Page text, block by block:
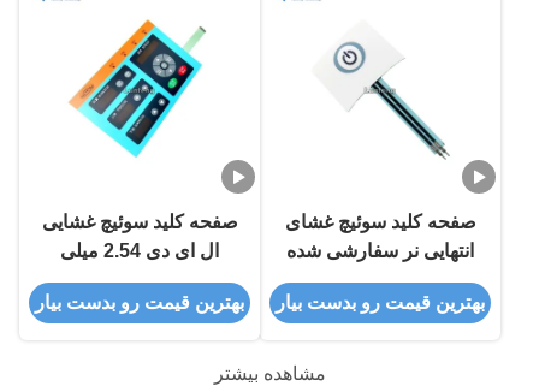
صفحه کلید سوئیچ غشای
انتهایی نر سفارشی شده
با یک دکمه سرویس OEM
بهترین قیمت رو بدست بیار
صفحه کلید سوئیچ غشایی
ال ای دی 2.54 میلی
متری پنجره مشکی
شفاف
بهترین قیمت رو بدست بیار
مشاهده بیشتر